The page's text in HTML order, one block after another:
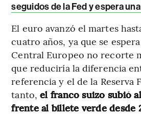
seguidos de la Fed y espera
El euro avanzó el martes
cuatro años, ya que se
Central Europeo no recorte
que reduciría la diferencia
referencia y el de la Reserva
tanto,el franco suizo subió
frente al billete verde desde